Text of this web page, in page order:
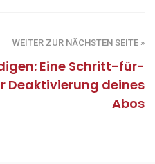
WEITER ZUR NÄCHSTEN SEITE »
Eine Schritt-für-
Deaktivierung deines
Abos